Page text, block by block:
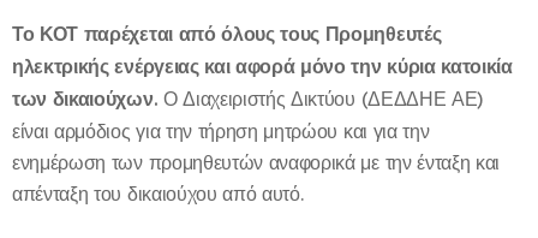
Το ΚΟΤ παρέχεται από όλους τους Προμηθευτές
ηλεκτρικής ενέργειας και αφορά μόνο την κύρια κατοικία
των δικαιούχων. Ο Διαχειριστής Δικτύου (ΔΕΔΔΗΕ ΑΕ)
είναι αρμόδιος για την τήρηση μητρώου και για την
ενημέρωση των προμηθευτών αναφορικά με την ένταξη και
απένταξη του δικαιούχου από αυτό.